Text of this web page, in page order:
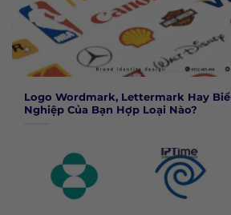
Logo Wordmark, Lettermark Hay
Nghiệp Của Bạn Hợp Loại Nào?